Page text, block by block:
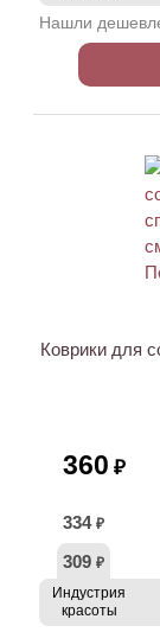
Нашли
Коврики для
360 ₽
334 ₽
309 ₽
Индустрия
красоты